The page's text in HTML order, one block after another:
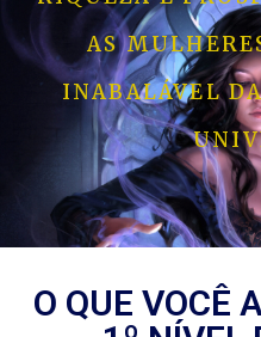
AS
INABALÁVEL
O QUE VOCÊ